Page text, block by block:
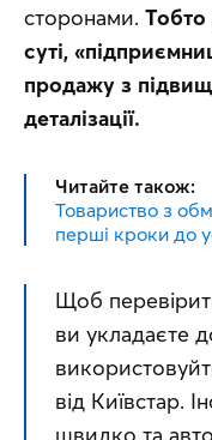
сторонами. Тобто
суті,
продажу з
деталізації.
Читайте також:
Товариство з
перші кроки до
Щоб
ви укладаєте
від Київстар.